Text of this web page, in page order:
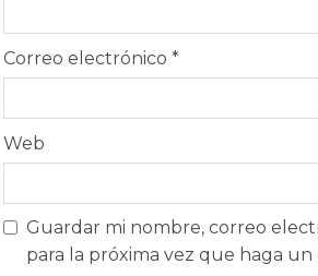
Correo electrónico *
Web
Guardar mi nombre, correo
para la próxima vez que haga un